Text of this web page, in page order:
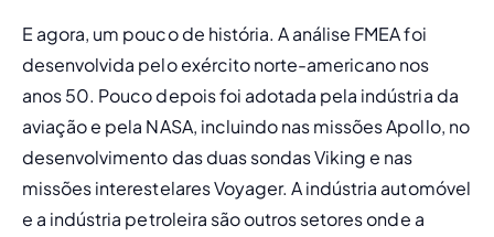
E agora, um pouco de história. A análise FMEA foi
desenvolvida pelo exército norte-americano nos
anos 50. Pouco depois foi adotada pela indústria da
aviação e pela NASA, incluindo nas missões Apollo, no
desenvolvimento das duas sondas Viking e nas
missões interestelares Voyager. A indústria automóvel
e a indústria petroleira são outros setores onde a